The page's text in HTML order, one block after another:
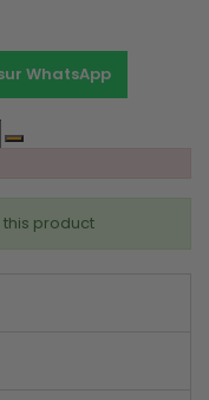
WhatsApp
product